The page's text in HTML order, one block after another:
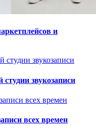
и
звукозаписи
всех времен